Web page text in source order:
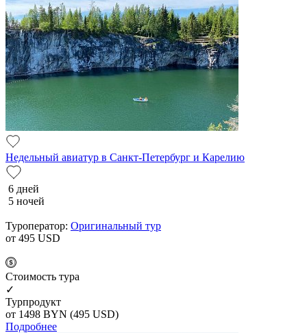
Недельный авиатур в Санкт-Петербург и Карелию
6 дней
5 ночей
Туроператор: Оригинальный тур
от 495 USD
Cтоимость тура
✓
Турпродукт
от 1498 BYN (495 USD)
Подробнее